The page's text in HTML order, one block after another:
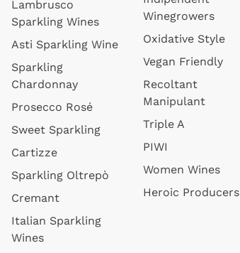
Lambrusco
Sparkling Wines
Asti Sparkling Wine
Sparkling
Chardonnay
Prosecco Rosé
Sweet Sparkling
Cartizze
Sparkling Oltrepò
Cremant
Italian Sparkling
Wines
Winegrowers
Oxidative Style
Vegan Friendly
Recoltant
Manipulant
Triple A
PIWI
Women Wines
Heroic Producers